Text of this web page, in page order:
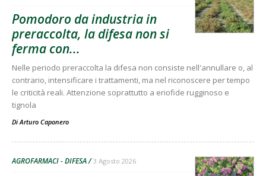
Pomodoro da industria in
preraccolta, la difesa non si
ferma con...
Nelle periodo preraccolta la difesa non consiste nell'annullare o, al
contrario, intensificare i trattamenti, ma nel riconoscere per tempo
le criticità reali. Attenzione soprattutto a eriofide rugginoso e
tignola
Di Arturo Caponero
AGROFARMACI - DIFESA 3 Agosto 2026